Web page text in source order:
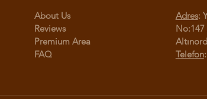
About Us
Reviews
Premium Area
FAQ
Adres:
No:147
Telefon: